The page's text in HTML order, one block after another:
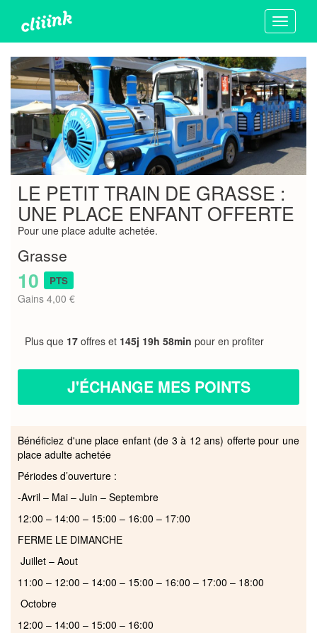
Toggle
LE PETIT TRAIN DE GRASSE :
UNE PLACE ENFANT OFFERTE
Pour une place adulte achetée.
Grasse
10 PTS
Gains 4,00 €
Plus que 17 offres et 145j 19h 58min pour en profiter
J'ÉCHANGE MES POINTS
Bénéficiez d'une place enfant (de 3 à 12 ans) offerte pour une
place adulte achetée
Périodes d’ouverture :
-Avril – Mai – Juin – Septembre
12:00 – 14:00 – 15:00 – 16:00 – 17:00
FERME LE DIMANCHE
Juillet – Aout
11:00 – 12:00 – 14:00 – 15:00 – 16:00 – 17:00 – 18:00
Octobre
12:00 – 14:00 – 15:00 – 16:00